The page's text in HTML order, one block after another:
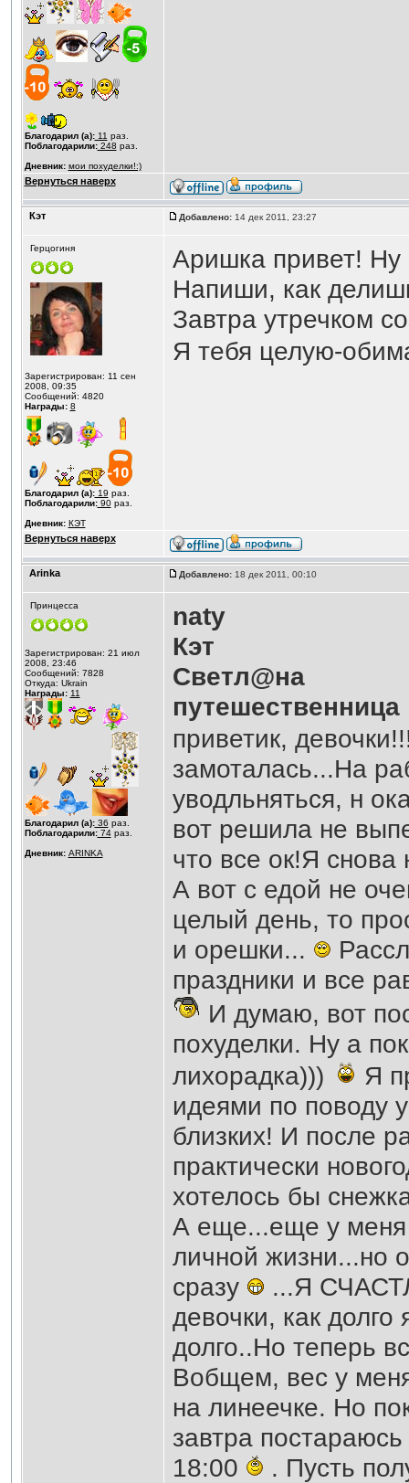
Благодарил (а):11 раз.
Поблагодарили:248 раз.
Дневник: мои похуделки!:)
Вернуться наверх
Кэт Добавлено:14 дек 2011, 23:27
Герцогиня
Зарегистрирован: 11 сен
2008, 09:35
Сообщений: 4820
Награды: 8
Благодарил (а):19 раз.
Поблагодарили:90раз.
Дневник: КЭТ
Аришка привет! Ну
Напиши, как
Завтра утречком
Я тебя целую-
Вернуться наверх
Аrinka Добавлено:18 дек 2011, 00:10
Принцесса
Зарегистрирован: 21 июл
2008, 23:46
Сообщений: 7828
Откуда: Ukrain
Награды: 11
Благодарил (а):36 раз.
Поблагодарили:74раз.
Дневник: ARINKA
naty
Кэт
Светл@на
путешественница
приветик,
замоталась...На
уводльняться, н
вот решила не
что все ок!Я снова
А вот с едой не
целый день, то
и орешки...
праздники и все
И думаю, вот
похуделки. Ну а
лихорадка)))
Я
идеями по поводу
близких! И после
практически
хотелось бы
А еще...еще у меня
личной жизни...но
сразу
...Я
девочки, как
долго..Но теперь
Вобщем, вес у
на линеечке. Но
завтра
18:00
. Пусть